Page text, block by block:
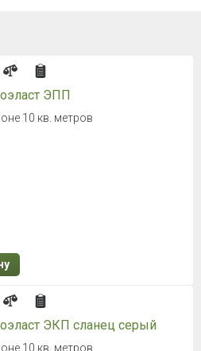
ЭПП
10 кв. метров
ЭКП сланец серый
10 кв. метров